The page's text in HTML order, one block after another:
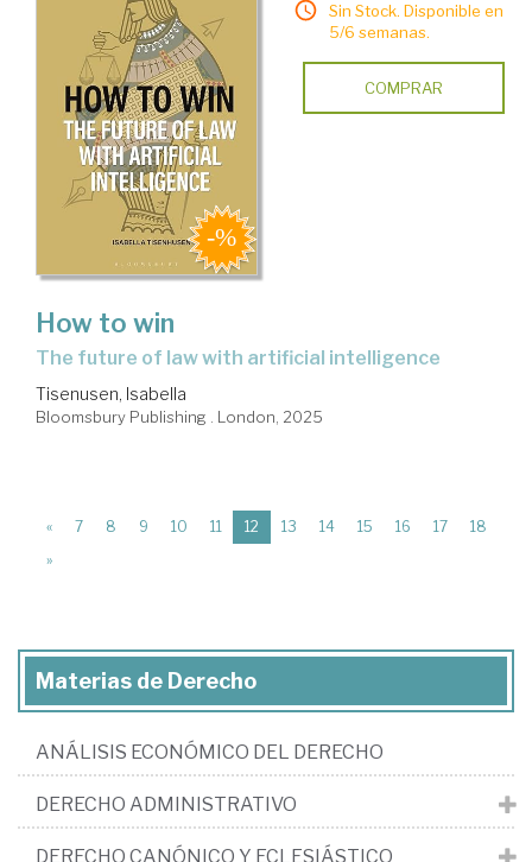
Sin Stock. Disponible en
5/6 semanas.
COMPRAR
How to win
the future of law with artificial intelligence
Tisenusen, Isabella
Bloomsbury Publishing . London, 2025
« 7 8 9 10 11 12 (current)
13 14 15 16 17
18
»
Materias de Derecho
ANÁLISIS ECONÓMICO DEL DERECHO
DERECHO ADMINISTRATIVO
DERECHO CANÓNICO Y ECLESIÁSTICO